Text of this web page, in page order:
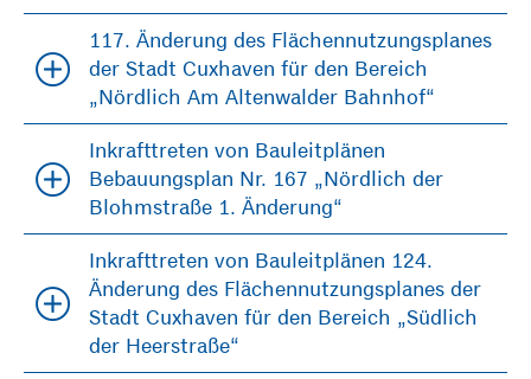
117. Änderung des Flächennutzungsplanes
der Stadt Cuxhaven für den Bereich
„Nördlich Am Altenwalder Bahnhof“
Inkrafttreten von Bauleitplänen
Bebauungsplan Nr. 167 „Nördlich der
Blohmstraße 1. Änderung“
Inkrafttreten von Bauleitplänen 124.
Änderung des Flächennutzungsplanes der
Stadt Cuxhaven für den Bereich „Südlich
der Heerstraße“